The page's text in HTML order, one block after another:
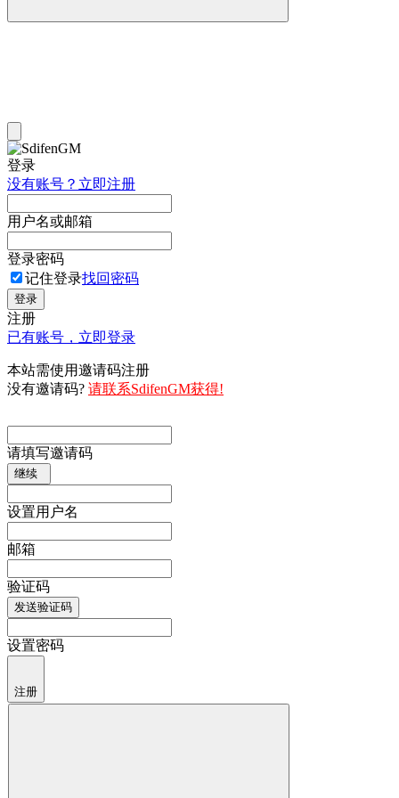
登录
没有账号？立即注册
用户名或邮箱
登录密码
记住登录找回密码
登录
注册
已有账号，立即登录
本站需使用邀请码注册
没有邀请码? 请联系SdifenGM获得!
请填写邀请码
继续
设置用户名
邮箱
验证码
发送验证码
设置密码
注册